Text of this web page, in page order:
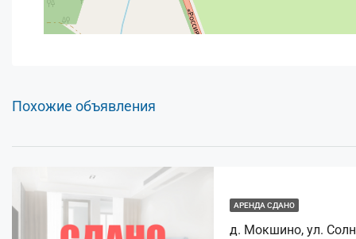
Похожие объявления
АРЕНДА СДАНО
д. Мокшино, ул.